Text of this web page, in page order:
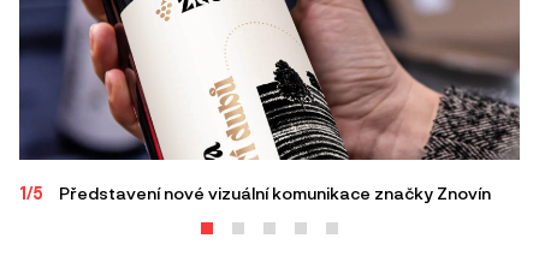
1/5 Představení nové vizuální komunikace značky Znovín